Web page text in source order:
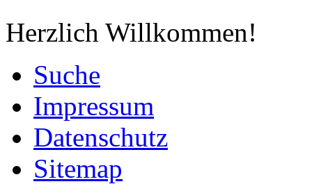
Herzlich Willkommen!
Suche
Impressum
Datenschutz
Sitemap